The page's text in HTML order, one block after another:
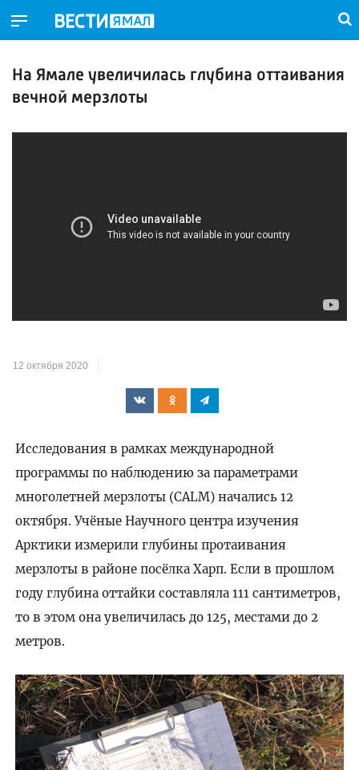
На Ямале увеличилась глубина оттаивания
вечной мерзлоты
12 октября 2020
Исследования в рамках международной
программы по наблюдению за параметрами
многолетней мерзлоты (CALM) начались 12
октября. Учёные Научного центра изучения
Арктики измерили глубины протаивания
мерзлоты в районе посёлка Харп. Если в прошлом
году глубина оттайки составляла 111 сантиметров,
то в этом она увеличилась до 125, местами до 2
метров.